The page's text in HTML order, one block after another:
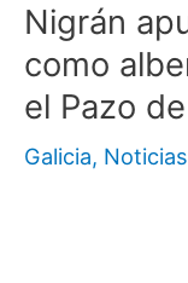
Nigrán
como
el Pazo
Galicia,